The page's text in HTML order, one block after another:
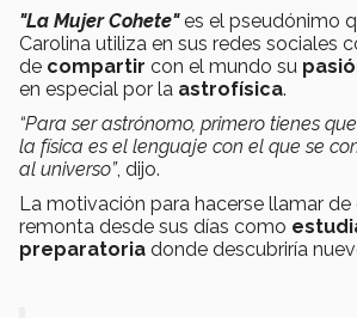
"La Mujer Cohete"es el pseudónimo
Carolina utiliza en sus redes sociales
de compartir con el mundo su
en especial por la astrofísica.
“Para ser astrónomo, primero tienes
la física es el lenguaje con el que se
al universo”, dijo.
La motivación para hacerse llamar de
remonta desde sus días como
preparatoria donde descubriría